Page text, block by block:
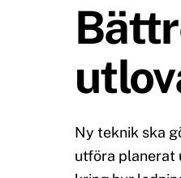
Ny teknik ska
utföra planerat